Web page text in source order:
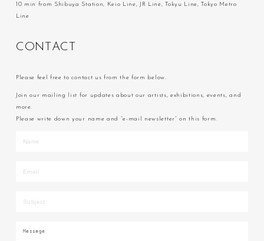
10 min from Shibuya Station, Keio Line, JR Line, Tokyu Line, Tokyo Metro
Line
C ON T AC T
Please feel free to contact us from the form below.
Join our mailing list for updates about our artists, exhibitions, events, and
more.
Please write down your name and “e-mail newsletter” on this form.